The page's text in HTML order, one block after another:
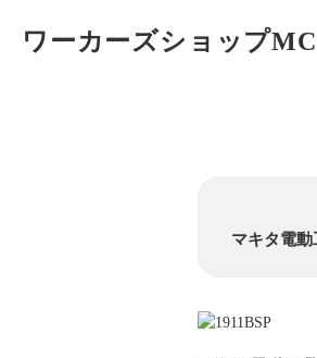
ワーカーズショップMC
マキタ電